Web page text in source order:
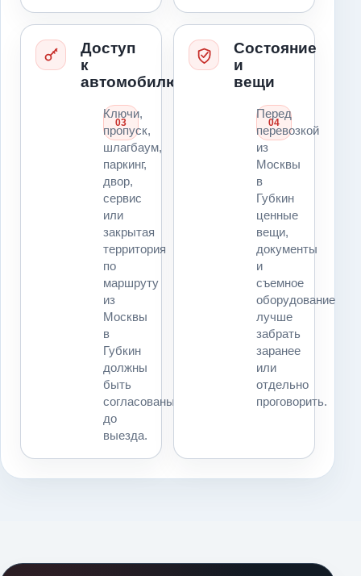
03
Доступ
к
автомобилю
Ключи,
пропуск,
шлагбаум,
паркинг,
двор,
сервис
или
закрытая
территория
по
маршруту
из
Москвы
в
Губкин
должны
быть
согласованы
до
выезда.
04
Состояние
и
вещи
Перед
перевозкой
из
Москвы
в
Губкин
ценные
вещи,
документы
и
съемное
оборудование
лучше
забрать
заранее
или
отдельно
проговорить.